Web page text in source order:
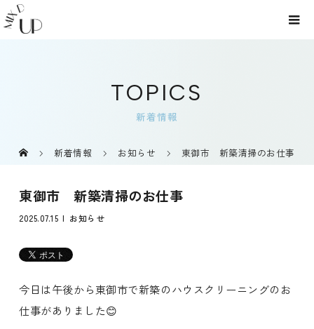
TOPICS
新着情報
新着情報 お知らせ 東御市 新築清掃のお仕事
東御市 新築清掃のお仕事
2025.07.15 お知らせ
今日は午後から東御市で新築のハウスクリーニングのお
仕事がありました😊